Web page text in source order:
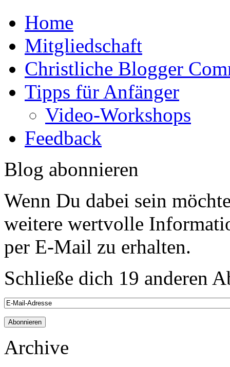
Home
Mitgliedschaft
Christliche Blogger
Tipps für Anfänger
Video-Workshops
Feedback
Blog abonnieren
Wenn Du dabei sein
weitere wertvolle
per E-Mail zu erhalten.
Schließe dich 19 anderen
Archive